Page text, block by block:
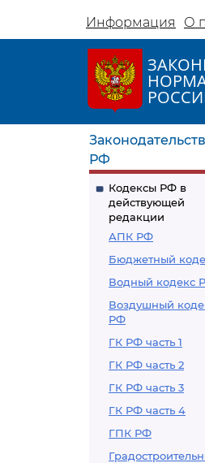
Информация О
РФ
Кодексы РФ в
действующей
редакции
АПК РФ
Бюджетный
Водный кодекс
Воздушный
РФ
ГК РФ часть 1
ГК РФ часть 2
ГК РФ часть 3
ГК РФ часть 4
ГПК РФ